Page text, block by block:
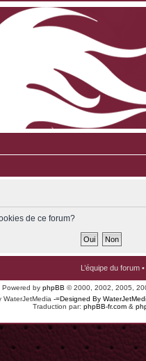
de ce forum?
L’équipe du forum •
Powered by phpBB © 2000, 2002, 2005,
WaterJetMedia -=Designed By
Traduction par: phpBB-fr.com &